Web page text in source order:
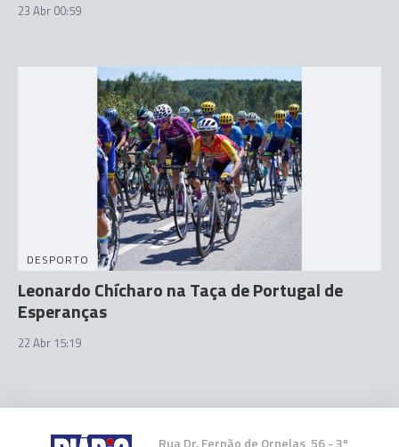
23 Abr 00:59
DESPORTO
Leonardo Chícharo na Taça de Portugal de
Esperanças
22 Abr 15:19
Rua Dr. Fernão de Ornelas, 56 - 3º